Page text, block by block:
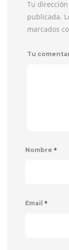
Tu
publicada.
marcados
Tu
Nombre *
Email *